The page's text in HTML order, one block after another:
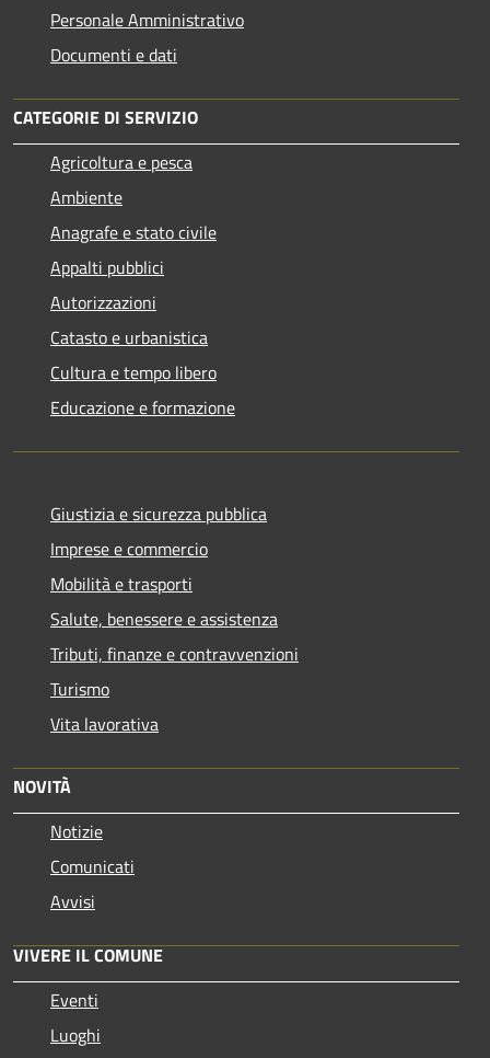
Personale Amministrativo
Documenti e dati
CATEGORIE DI SERVIZIO
Agricoltura e pesca
Ambiente
Anagrafe e stato civile
Appalti pubblici
Autorizzazioni
Catasto e urbanistica
Cultura e tempo libero
Educazione e formazione
Giustizia e sicurezza pubblica
Imprese e commercio
Mobilità e trasporti
Salute, benessere e assistenza
Tributi, finanze e contravvenzioni
Turismo
Vita lavorativa
NOVITÀ
Notizie
Comunicati
Avvisi
VIVERE IL COMUNE
Eventi
Luoghi